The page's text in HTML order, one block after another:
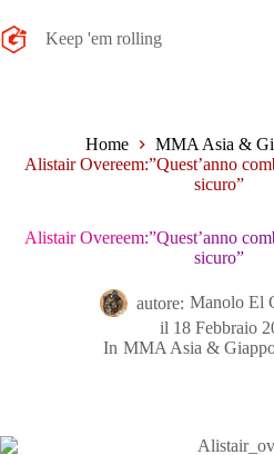
al
contenuto
Keep 'em rolling
Home
MMA Asia &
Alistair Overeem:”Quest’anno
sicuro”
Alistair Overeem:”Quest’anno
sicuro”
autore: Manolo El
il 18 Febbraio
In MMA Asia &